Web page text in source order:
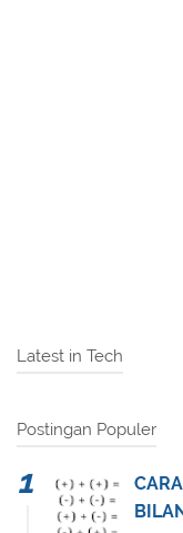
Latest in Tech
Postingan Populer